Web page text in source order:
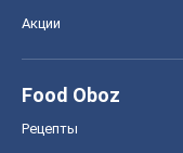
Акции
Food Oboz
Рецепты